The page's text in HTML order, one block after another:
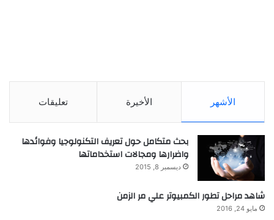
الأشهر الأخيرة تعليقات
بحث متكامل حول تعريف التكنولوجيا وفوائدها
واضرارها ومجالات استخداماتها
ديسمبر 8, 2015
شاهد مراحل تطور الكمبيوتر علي مر الزمن
مايو 24, 2016